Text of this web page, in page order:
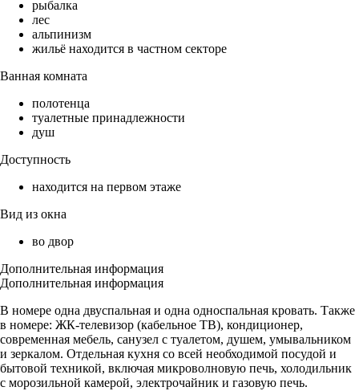
рыбалка
лес
альпинизм
жильё находится в частном секторе
Ванная комната
полотенца
туалетные принадлежности
душ
Доступность
находится на первом этаже
Вид из окна
во двор
Дополнительная информация
Дополнительная информация
В номере одна двуспальная и одна односпальная кровать. Также
в номере: ЖК-телевизор (кабельное ТВ), кондиционер,
современная мебель, санузел с туалетом, душем, умывальником
и зеркалом. Отдельная кухня со всей необходимой посудой и
бытовой техникой, включая микроволновую печь, холодильник
с морозильной камерой, электрочайник и газовую печь.